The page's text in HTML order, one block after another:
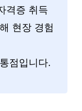
격증 취득
현장 경험
점입니다.